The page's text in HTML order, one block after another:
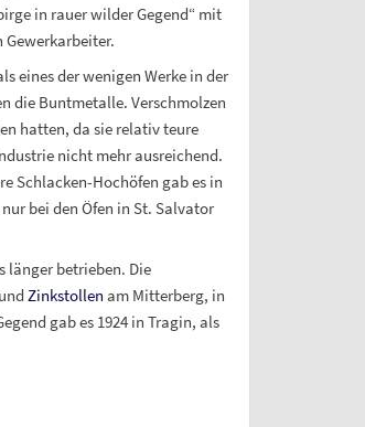
in rauer wilder Gegend“ mit
Gewerkarbeiter.
eines der wenigen Werke in der
die Buntmetalle. Verschmolzen
hatten, da sie relativ teure
nicht mehr ausreichend.
Schlacken-Hochöfen gab es in
bei den Öfen in St. Salvator
länger betrieben. Die
Zinkstollen am Mitterberg, in
gab es 1924 in Tragin, als